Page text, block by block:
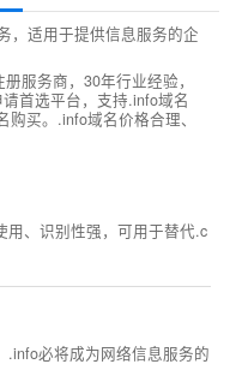
，适用于提供信息服务的企
服务商，30年行业经验，
首选平台，支持.info域名
买。.info域名价格合理、
用、识别性强，可用于替代.c
.info必将成为网络信息服务的